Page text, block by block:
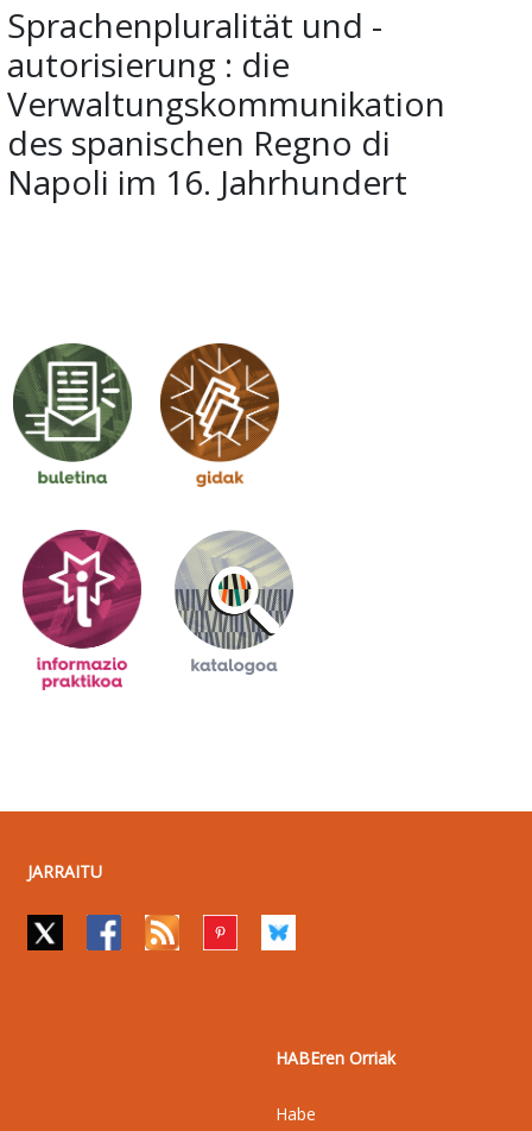
Sprachenpluralität und -
autorisierung : die
Verwaltungskommunikation
des spanischen Regno di
Napoli im 16. Jahrhundert
JARRAITU
HABEren Orriak
Habe